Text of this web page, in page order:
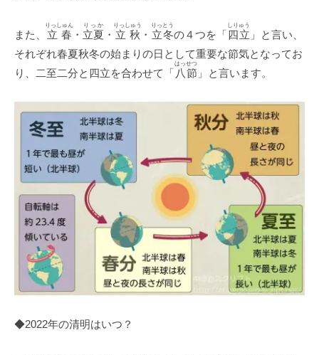
また、 立春
りっしゅん
・ 立夏
りっか
・ 立秋
りっしゅう
・ 立冬
りっとう
の４つを「四立
しりゅう
」と言い、
それぞれ春夏秋冬の始まりの日として重要な節気となってお
り、二至二分と四立を合わせて「 八節
はっせつ
」と言います。
◆2022年の清明はいつ？